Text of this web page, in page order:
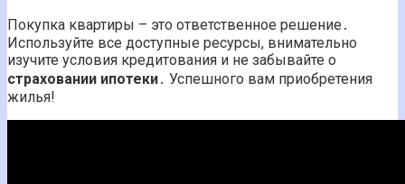
Покупка квартиры – это ответственное решение․
Используйте все доступные ресурсы, внимательно
изучите условия кредитования и не забывайте о
страховании ипотеки․ Успешного вам приобретения
жилья!